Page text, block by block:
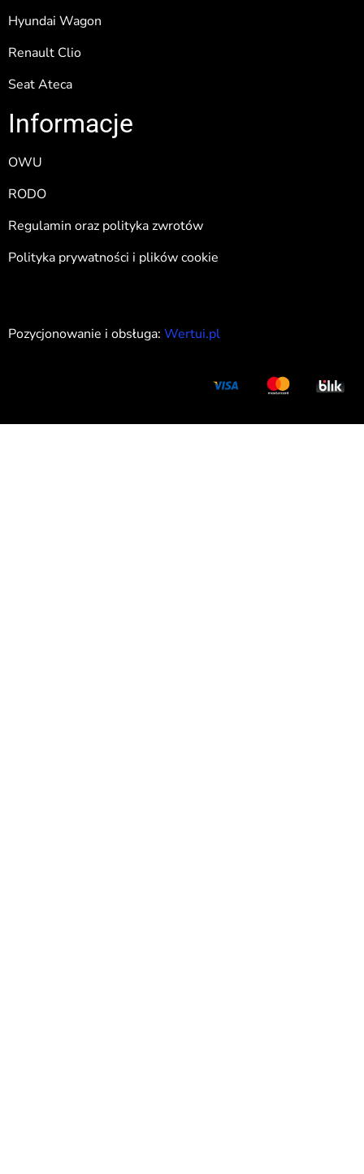
Hyundai Wagon
Renault Clio
Seat Ateca
Informacje
OWU
RODO
Regulamin oraz polityka zwrotów
Polityka prywatności i plików cookie
Pozycjonowanie i obsługa: Wertui.pl